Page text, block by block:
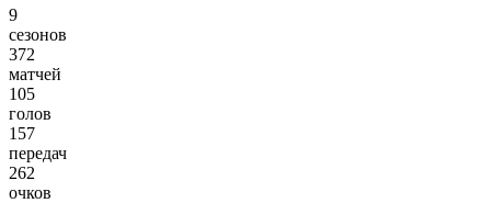
9
сезонов
372
матчей
105
голов
157
передач
262
очков